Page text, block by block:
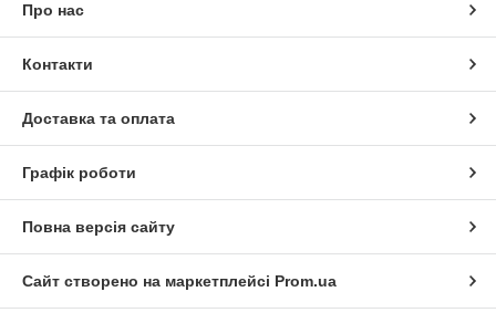
• потовщені стінки корпусу, що знижують рівень шуму,
• економія енергії;
• виготовлений із нержавіючої сталі короб у комплекті;
• просте очищення.
Про нас
Контакти
Доставка та оплата
Графік роботи
Повна версія сайту
Сайт створено на маркетплейсі Prom.ua